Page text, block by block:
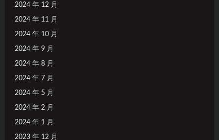
2024 年 12 月
2024 年 11 月
2024 年 10 月
2024 年 9 月
2024 年 8 月
2024 年 7 月
2024 年 5 月
2024 年 2 月
2024 年 1 月
2023 年 12 月